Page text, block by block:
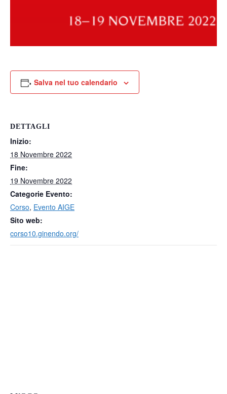
Salva nel tuo calendario
DETTAGLI
Inizio:
18 Novembre 2022
Fine:
19 Novembre 2022
Categorie Evento:
Corso, Evento AIGE
Sito web:
corso10.ginendo.org/